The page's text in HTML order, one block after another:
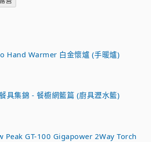
Hand Warmer 白金懷爐 (手暖爐)
具集錦 - 餐櫥網籃篇 (廚具瀝水籃)
Peak GT-100 Gigapower 2Way Torch